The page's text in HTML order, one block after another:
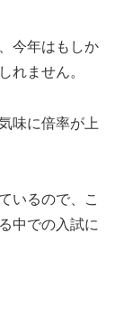
今年はもしか
れません。
味に倍率が上
いるので、こ
中での入試に